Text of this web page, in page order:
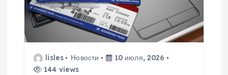
lisles Новости
10 июля, 2026
144 views